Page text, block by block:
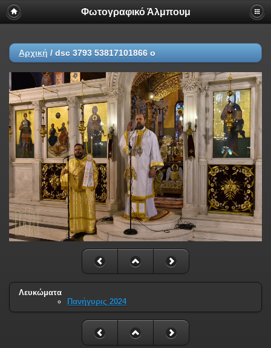
Φωτογραφικό Άλμπουμ
Αρχική / dsc 3793 53817101866 o
Λευκώματα
Πανήγυρις 2024